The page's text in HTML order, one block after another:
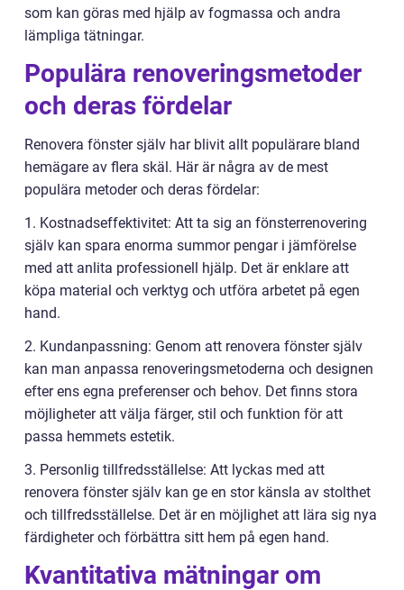
som kan göras med hjälp av fogmassa och andra
lämpliga tätningar.
Populära renoveringsmetoder
och deras fördelar
Renovera fönster själv har blivit allt populärare bland
hemägare av flera skäl. Här är några av de mest
populära metoder och deras fördelar:
1. Kostnadseffektivitet: Att ta sig an fönsterrenovering
själv kan spara enorma summor pengar i jämförelse
med att anlita professionell hjälp. Det är enklare att
köpa material och verktyg och utföra arbetet på egen
hand.
2. Kundanpassning: Genom att renovera fönster själv
kan man anpassa renoveringsmetoderna och designen
efter ens egna preferenser och behov. Det finns stora
möjligheter att välja färger, stil och funktion för att
passa hemmets estetik.
3. Personlig tillfredsställelse: Att lyckas med att
renovera fönster själv kan ge en stor känsla av stolthet
och tillfredsställelse. Det är en möjlighet att lära sig nya
färdigheter och förbättra sitt hem på egen hand.
Kvantitativa mätningar om